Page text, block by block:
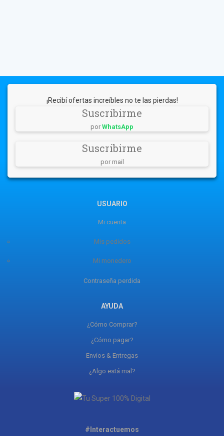
¡Recibí ofertas increíbles no te las pierdas!
Suscribirme
por WhatsApp
Suscribirme
por mail
USUARIO
Mi cuenta
Mis pedidos
Mi monedero
Contraseña perdida
AYUDA
¿Cómo Comprar?
¿Cómo pagar?
Envíos & Entregas
¿Algo está mal?
#Interactuemos